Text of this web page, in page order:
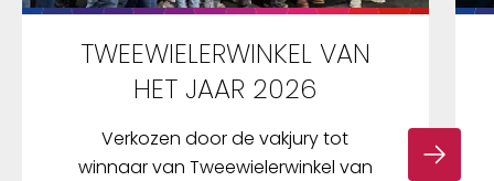
TWEEWIELERWINKEL VAN
HET JAAR 2026
Verkozen door de vakjury tot
winnaar van Tweewielerwinkel van